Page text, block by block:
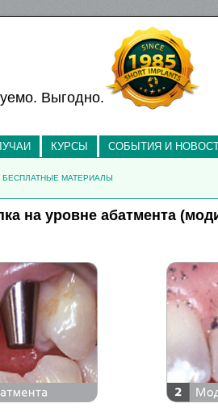
Выгодно.
КУРСЫ СОБЫТИЯ И
БЕСПЛАТНЫЕ МАТЕРИАЛЫ
на уровне абатмента